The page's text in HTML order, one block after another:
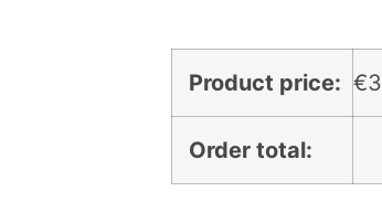
Product price: €
Order total: